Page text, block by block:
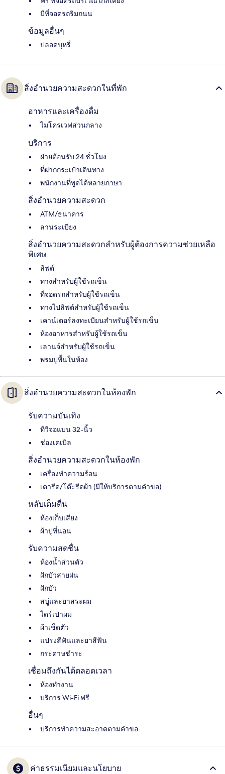
มีที่จอดรถริมถนน
ข้อมูลอื่นๆ
ปลอดบุหรี่
สิ่งอำนวยความสะดวกในที่พัก
อาหารและเครื่องดื่ม
ไมโครเวฟส่วนกลาง
บริการ
ฝ่ายต้อนรับ 24 ชั่วโมง
ที่ฝากกระเป๋าเดินทาง
พนักงานที่พูดได้หลายภาษา
สิ่งอำนวยความสะดวก
ATM/ธนาคาร
ลานระเบียง
สิ่งอำนวยความสะดวกสำหรับผู้ต้องการความช่วยเหลือ
พิเศษ
ลิฟต์
ทางสำหรับผู้ใช้รถเข็น
ที่จอดรถสำหรับผู้ใช้รถเข็น
ทางไปลิฟต์สำหรับผู้ใช้รถเข็น
เคาน์เตอร์ลงทะเบียนสำหรับผู้ใช้รถเข็น
ห้องอาหารสำหรับผู้ใช้รถเข็น
เลานจ์สำหรับผู้ใช้รถเข็น
พรมปูพื้นในห้อง
สิ่งอำนวยความสะดวกในห้องพัก
รับความบันเทิง
ทีวีจอแบน 32-นิ้ว
ช่องเคเบิล
สิ่งอำนวยความสะดวกในห้องพัก
เครื่องทำความร้อน
เตารีด/โต๊ะรีดผ้า (มีให้บริการตามคำขอ)
หลับเต็มตื่น
ห้องเก็บเสียง
ผ้าปูที่นอน
รับความสดชื่น
ห้องน้ำส่วนตัว
ฝักบัวสายฝน
ฝักบัว
สบู่และยาสระผม
ไดร์เป่าผม
ผ้าเช็ดตัว
แปรงสีฟันและยาสีฟัน
กระดาษชำระ
เชื่อมถึงกันได้ตลอดเวลา
ห้องทำงาน
บริการ Wi-Fi ฟรี
อื่นๆ
บริการทำความสะอาดตามคำขอ
ค่าธรรมเนียมและนโยบาย